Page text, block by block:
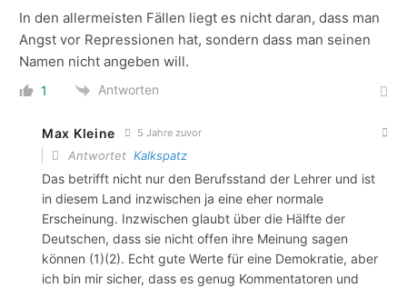
In den allermeisten Fällen liegt es nicht daran, dass man
Angst vor Repressionen hat, sondern dass man seinen
Namen nicht angeben will.
1 Antworten
Max Kleine 5 Jahre zuvor
Antwortet Kalkspatz
Das betrifft nicht nur den Berufsstand der Lehrer und ist
in diesem Land inzwischen ja eine eher normale
Erscheinung. Inzwischen glaubt über die Hälfte der
Deutschen, dass sie nicht offen ihre Meinung sagen
können (1)(2). Echt gute Werte für eine Demokratie, aber
ich bin mir sicher, dass es genug Kommentatoren und